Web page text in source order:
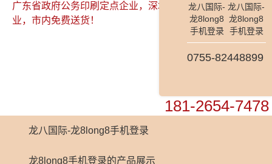
广东省政府公务印刷定点企业，深圳市政府公务印刷定点企
业，市内免费送货！
181-2654-7478
龙八国际-龙8long8手机登录
龙8long8手机登录的产品展示
龙八国际-
龙8long8
手机登录
龙八国际-
龙8long8
手机登录
0755-82448899